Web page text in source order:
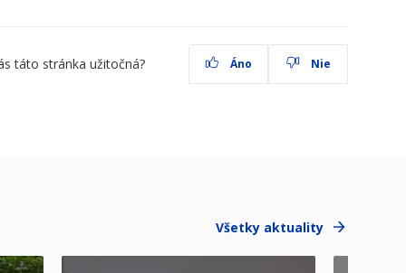
táto stránka užitočná? Áno Nie
Všetky aktuality